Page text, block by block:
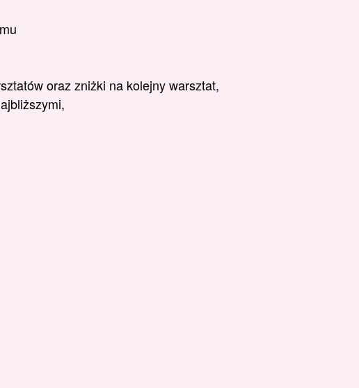
oraz zniżki na kolejny warsztat,